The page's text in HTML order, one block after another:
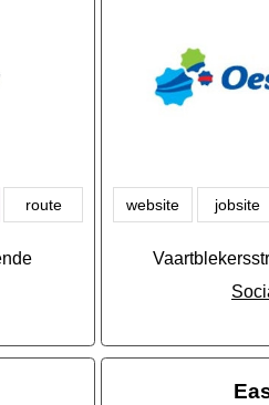
route website jobsite